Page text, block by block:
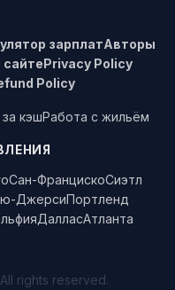
зарплатАвторы
сайтеPrivacy Policy
Policy
кэшРабота с жильём
Сан-ФранцискоСиэтл
ДжерсиПортленд
ДалласАтланта
rights reserved.